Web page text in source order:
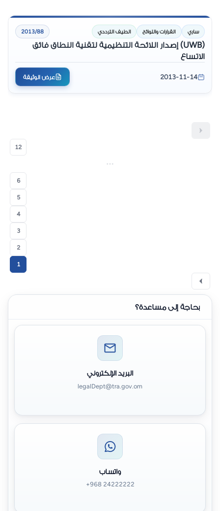
ساري القرارات واللوائح الطيف الترددي 2013/88
(UWB) إصدار اللائحة التنظيمية لتقنية النطاق فائق
الاتساع
2013-11-14 عرض الوثيقة
12
6
5
4
3
2
1
بحاجة إلى مساعدة؟
البريد الإلكتروني
legalDept@tra.gov.om
واتساب
+968 24222222